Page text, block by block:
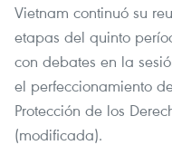
Vietnam continuó su
etapas del quinto
con debates en la
el perfeccionamiento
Protección de los
(modificada).